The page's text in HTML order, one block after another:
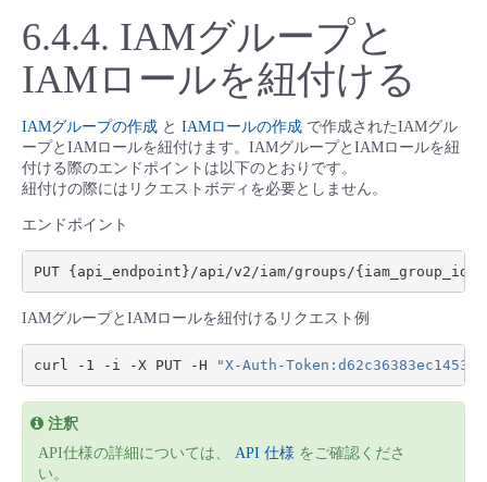
ネットワーク
IoT
モニタリング/監査
サポート
管理機能
クラウド/サーバー
ネットワーク
IoT
モニタリング/監査
サポート
料金シミュレーター
データ利活用
クラウド/サーバー
ネットワーク
IoT
ご利用開始ガイド
■ 管理機能
- 管理機能
- 初期設定・確認
- ユーザー機能の管理
- バックアップ
- セキュリティ・監査
- データと分析
- IoT
- マルチクラウド利用
故障/メンテナンス情報
サービス稼働状況
故障/メンテナンス履歴
パートナー
トレーニング/操作動画
脱炭素化
6.4.4. IAMグループと
IAMロールを紐付ける
IAMグループの作成 と IAMロールの作成 で作成されたIAMグル
ープとIAMロールを紐付けます。IAMグループとIAMロールを紐
付ける際のエンドポイントは以下のとおりです。
紐付けの際にはリクエストボディを必要としません。
エンドポイント
IAMグループとIAMロールを紐付けるリクエスト例
curl -1 -i -X PUT -H "X-Auth-
注釈
API仕様の詳細については、 API 仕様 をご確認くださ
い。